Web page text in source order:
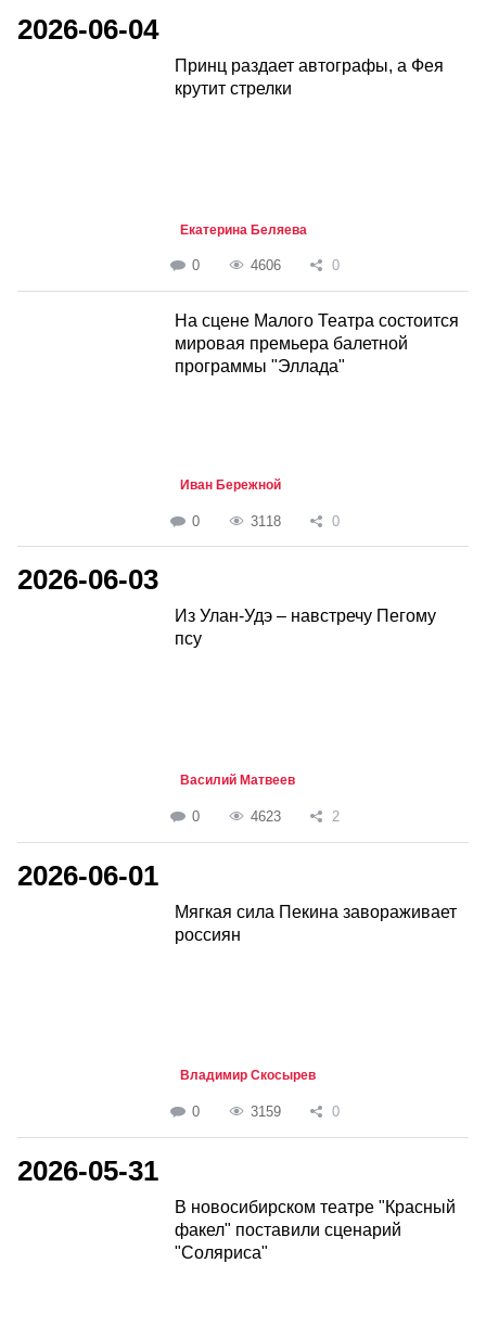
2026-06-04
Принц раздает автографы, а Фея
крутит стрелки
Екатерина Беляева
0 4606 0
На сцене Малого Театра состоится
мировая премьера балетной
программы "Эллада"
Иван Бережной
0 3118 0
2026-06-03
Из Улан-Удэ – навстречу Пегому
псу
Василий Матвеев
0 4623 2
2026-06-01
Мягкая сила Пекина завораживает
россиян
Владимир Скосырев
0 3159 0
2026-05-31
В новосибирском театре "Красный
факел" поставили сценарий
"Соляриса"